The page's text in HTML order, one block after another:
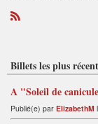
R
Billets les plus
A "Soleil de
Publié(e) par ElizabethM